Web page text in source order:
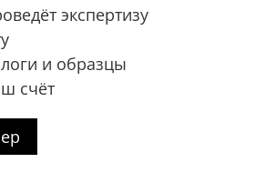
экспертизу
и образцы
счёт